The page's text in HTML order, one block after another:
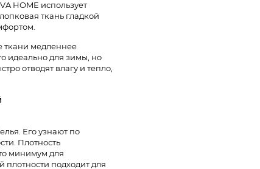
HOME использует
ткань гладкой
ткани медленнее
идеально для зимы, но
отводят влагу и тепло,
Его узнают по
Плотность
минимум для
плотности подходит для